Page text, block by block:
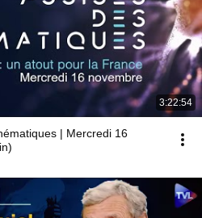
3:22:54
| Mercredi 16